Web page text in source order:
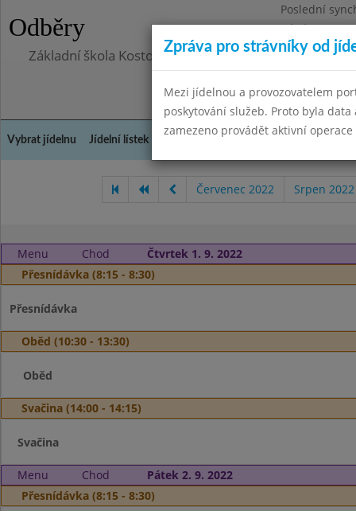
Odběry
Poslední
Pátek
Základní škola Kostomlaty nad Labem, příspěvková
Vybrat jídelnu Jídelní lístek Kontakty a informace
Červenec 2022 Srpen 2022
Menu Chod
Čtvrtek 1. 9. 2022
Přesnídávka (8:15 - 8:30)
Přesnídávka
Oběd (10:30 - 13:30)
Oběd
Svačina (14:00 - 14:15)
Svačina
Menu Chod
Pátek 2. 9. 2022
Přesnídávka (8:15 - 8:30)
Zpráva pro strávníky od
Mezi jídelnou a provozovatelem
poskytování služeb. Proto byla
zamezeno provádět aktivní